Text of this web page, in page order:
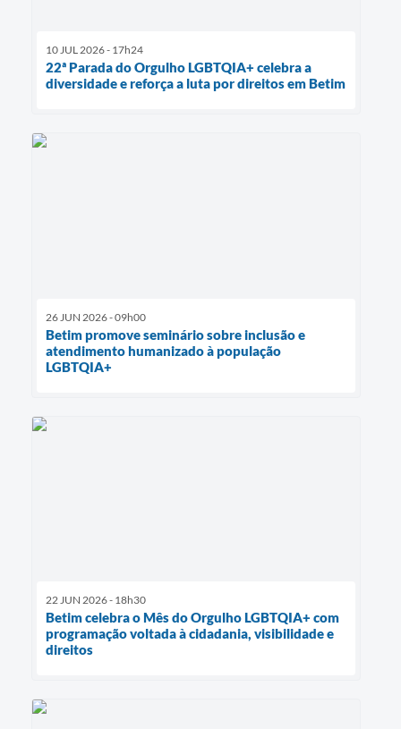
10 JUL 2026 - 17h24
22ª Parada do Orgulho LGBTQIA+ celebra a
diversidade e reforça a luta por direitos em Betim
26 JUN 2026 - 09h00
Betim promove seminário sobre inclusão e
atendimento humanizado à população
LGBTQIA+
22 JUN 2026 - 18h30
Betim celebra o Mês do Orgulho LGBTQIA+ com
programação voltada à cidadania, visibilidade e
direitos